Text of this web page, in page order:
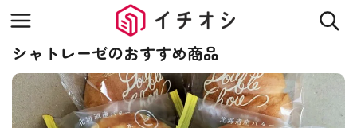
シャトレーゼのおすすめ商品